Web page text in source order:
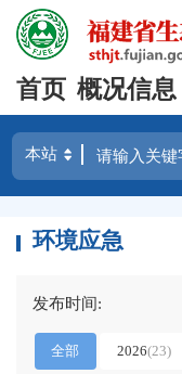
首页 概况信息
环境应急
发布时间:
全部 2026(23)